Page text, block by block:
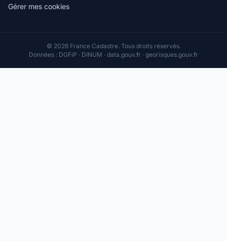
Gérer mes cookies
© 2026 France Cadastre. Tous droits réservés.
Données : DGFiP · DINUM · data.gouv.fr · georisques.gouv.fr